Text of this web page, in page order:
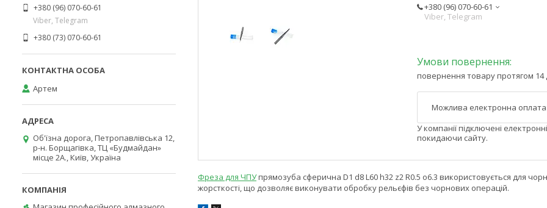
+380 (96) 070-60-61
Viber, Telegram
повернення товару протягом 14
У компанії підключені
покидаючи сайту.
Фреза для ЧПУпрямозуба сферична D1 d8 L60 h32 z2 R0.5 о6.3 використовується для
жорсткості, що дозволяє виконувати обробку рельєфів без чорнових операцій.
+380 (96) 070-60-61
Viber, Telegram
+380 (73) 070-60-61
Артем
Об'їзна дорога, Петропавлівська 12,
р-н. Борщагівка, ТЦ «Будмайдан»
місце 2А., Київ, Україна